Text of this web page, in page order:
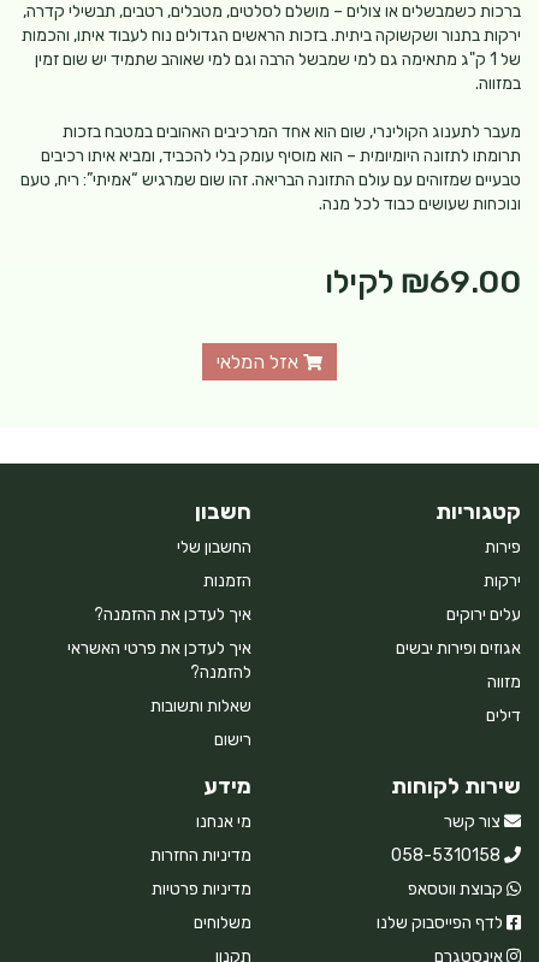
ברכות כשמבשלים או צולים – מושלם לסלטים, מטבלים, רטבים, תבשילי קדרה,
ירקות בתנור ושקשוקה ביתית. בזכות הראשים הגדולים נוח לעבוד איתו, והכמות
של 1 ק"ג מתאימה גם למי שמבשל הרבה וגם למי שאוהב שתמיד יש שום זמין
במזווה.
מעבר לתענוג הקולינרי, שום הוא אחד המרכיבים האהובים במטבח בזכות
תרומתו לתזונה היומיומית – הוא מוסיף עומק בלי להכביד, ומביא איתו רכיבים
טבעיים שמזוהים עם עולם התזונה הבריאה. זהו שום שמרגיש “אמיתי”: ריח, טעם
ונוכחות שעושים כבוד לכל מנה.
₪69.00 לקילו
אזל המלאי
קטגוריות
פירות
ירקות
עלים ירוקים
אגוזים ופירות יבשים
מזווה
דילים
חשבון
החשבון שלי
הזמנות
איך לעדכן את ההזמנה?
איך לעדכן את פרטי האשראי
להזמנה?
שאלות ותשובות
רישום
שירות לקוחות
צור קשר
058-5310158
קבוצת ווטסאפ
לדף הפייסבוק שלנו
אינסטגרם
מידע
מי אנחנו
מדיניות החזרות
מדיניות פרטיות
משלוחים
תקנון